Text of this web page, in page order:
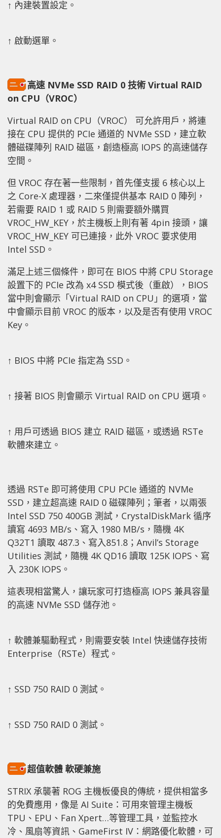
↑ 內建裝置設定。
↑ 啟動選單。
高速 NVMe SSD RAID 0 技術 Virtual RAID
on CPU（VROC）
Virtual RAID on CPU（VROC） 可允許用戶，將連
接在 CPU 提供的 PCIe 通道的 NVMe SSD，建立軟
體磁碟陣列 RAID 磁區，創造極高 IOPS 的高速儲存
空間。
但 VROC 存在著一些限制，首先僅支援 6 核心以上
之 Core-X 處理器，二來僅提供基本 RAID 0 陣列，
若需要 RAID 1 或 RAID 5 則需要額外購買
VROC_HW_KEY，於主機板上則有著 4pin 接頭，讓
VROC_HW_KEY 可已連接，此外 VROC 要求使用
Intel SSD。
滿足上述三個條件，即可在 BIOS 中將 CPU Storage
設置下的 PCIe 改為 x4 SSD 模式後（重啟），BIOS
當中則會顯示「Virtual RAID on CPU」的選項，當
中會顯示目前 VROC 的版本，以及是否有使用 VROC
Key。
↑ BIOS 中將 PCIe 指定為 SSD。
↑ 接著 BIOS 則會顯示 Virtual RAID on CPU 選項。
↑ 用戶可透過 BIOS 建立 RAID 磁區，或透過 RSTe
軟體來建立。
透過 RSTe 即可將使用 CPU PCIe 通道的 NVMe
SSD，建立超高速 RAID 0 磁碟陣列；筆者，以兩張
Intel SSD 750 400GB 測試，CrystalDiskMark 循序
讀寫 4693 MB/s、寫入 1980 MB/s，隨機 4K
Q32T1 讀取 487.3、寫入851.8；Anvil’s Storage
Utilities 測試，隨機 4K QD16 讀取 125K IOPS、寫
入 230K IOPS。
這表現相當驚人，讓玩家可打造極高 IOPS 兼具容量
的高速 NVMe SSD 儲存池。
↑ 軟體兼驅動程式，則需要安裝 Intel 快速儲存技術
Enterprise（RSTe）程式。
↑ SSD 750 RAID 0 測試。
↑ SSD 750 RAID 0 測試。
超值軟體 軟硬兼施
STRIX 承襲著 ROG 主機板優良的傳統，提供相當多
的免費應用，像是 AI Suite：可用來管理主機板
TPU、EPU、Fan Xpert…等管理工具，並監控水
冷、風扇等資訊、GameFirst IV：網路優化軟體，可